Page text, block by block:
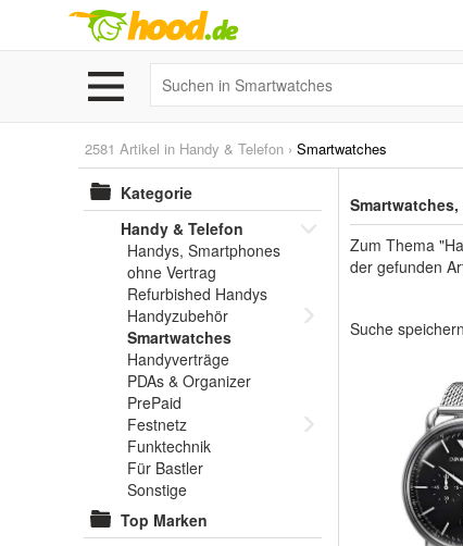
2581 Artikel in Handy & Telefon › Smartwatches
Kategorie
Handy & Telefon
Handys, Smartphones
ohne Vertrag
Refurbished Handys
Handyzubehör
Smartwatches
Handyverträge
PDAs & Organizer
PrePaid
Festnetz
Funktechnik
Für Bastler
Sonstige
Top Marken
Zum Thema
der gefunden
Suche speichern